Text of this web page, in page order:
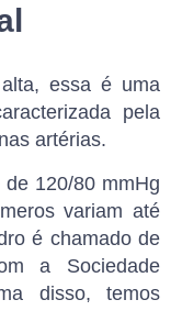
essa é uma
pela
artérias.
120/80 mmHg
variam até
é chamado de
a Sociedade
disso, temos